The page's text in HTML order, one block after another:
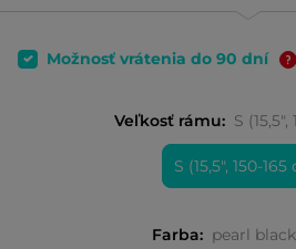
Možnosť vrátenia do 90 dní
Veľkosť rámu: S
S (15,5", 150-165
Farba: pearl